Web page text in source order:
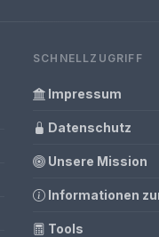
SCHNELLZUGRIFF
Impressum
Datenschutz
Unsere Mission
Informationen
Tools